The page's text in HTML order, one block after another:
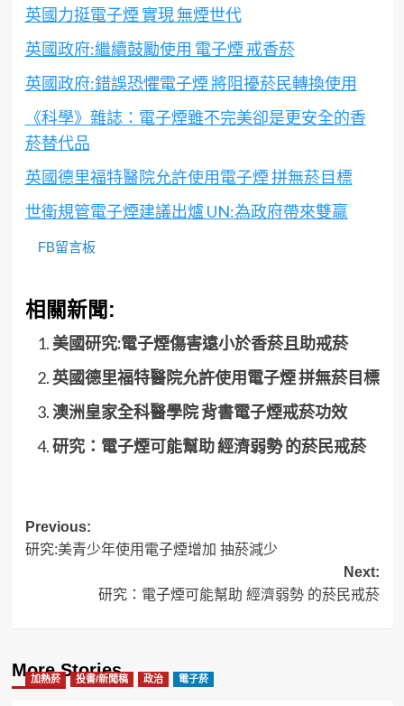
英國力挺電子煙 實現 無煙世代
英國政府:繼續鼓勵使用 電子煙 戒香菸
英國政府:錯誤恐懼電子煙 將阻擾菸民轉換使用
《科學》雜誌：電子煙雖不完美卻是更安全的香
菸替代品
英國德里福特醫院允許使用電子煙 拼無菸目標
世衛規管電子煙建議出爐 UN:為政府帶來雙贏
FB留言板
相關新聞:
美國研究:電子煙傷害遠小於香菸且助戒菸
英國德里福特醫院允許使用電子煙 拼無菸目標
澳洲皇家全科醫學院 背書電子煙戒菸功效
研究：電子煙可能幫助 經濟弱勢 的菸民戒菸
Post
navigation
Previous:
研究:美青少年使用電子煙增加 抽菸減少
Next:
研究：電子煙可能幫助 經濟弱勢 的菸民戒菸
More Stories
加熱菸 投書/新聞稿 政治 電子菸